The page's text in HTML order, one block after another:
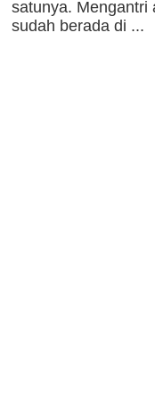
satunya. Mengantri
sudah berada di ...